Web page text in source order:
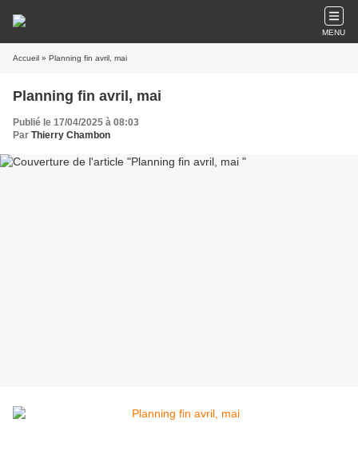
MENU
Accueil » Planning fin avril, mai
Planning fin avril, mai
Publié le 17/04/2025 à 08:03
Par Thierry Chambon